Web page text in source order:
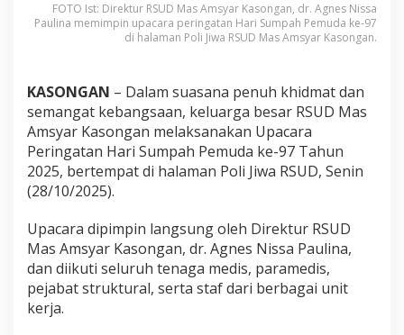
FOTO Ist: Direktur RSUD Mas Amsyar Kasongan, dr. Agnes Nissa
Paulina memimpin upacara peringatan Hari Sumpah Pemuda ke-97
di halaman Poli Jiwa RSUD Mas Amsyar Kasongan.
KASONGAN – Dalam suasana penuh khidmat dan
semangat kebangsaan, keluarga besar RSUD Mas
Amsyar Kasongan melaksanakan Upacara
Peringatan Hari Sumpah Pemuda ke-97 Tahun
2025, bertempat di halaman Poli Jiwa RSUD, Senin
(28/10/2025).
Upacara dipimpin langsung oleh Direktur RSUD
Mas Amsyar Kasongan, dr. Agnes Nissa Paulina,
dan diikuti seluruh tenaga medis, paramedis,
pejabat struktural, serta staf dari berbagai unit
kerja.